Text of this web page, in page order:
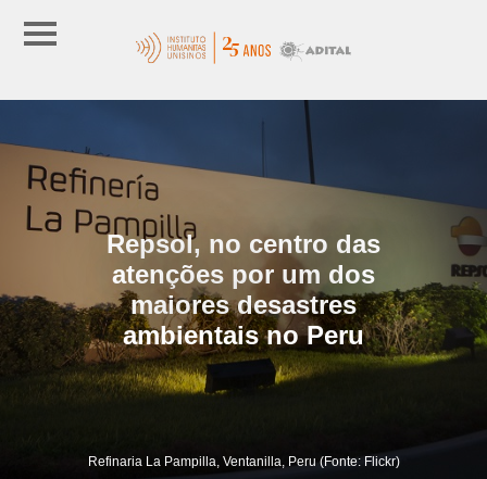
Repsol, no centro das
atenções por um dos
maiores desastres
ambientais no Peru
Refinaria La Pampilla, Ventanilla, Peru (Fonte: Flickr)